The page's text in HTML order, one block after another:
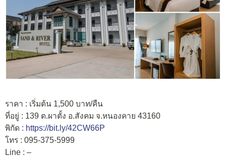
ราคา : เริ่มต้น 1,500 บาท/คืน
ที่อยู่ : 139 ต.ผาตั้ง อ.สังคม จ.หนองคาย 43160
พิกัด : https://bit.ly/42CW66P
โทร : 095-375-5999
Line : –